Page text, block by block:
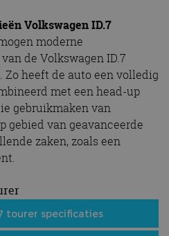
Volkswagen ID.7
moderne
de Volkswagen ID.7
heeft de auto een volledig
met een head-up
gebruikmaken van
gebied van geavanceerde
zaken, zoals een
tourer specificaties